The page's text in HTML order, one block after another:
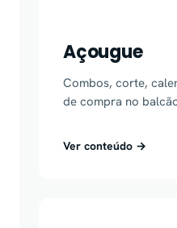
Açougue
Combos, corte,
de compra no
Ver conteúdo →